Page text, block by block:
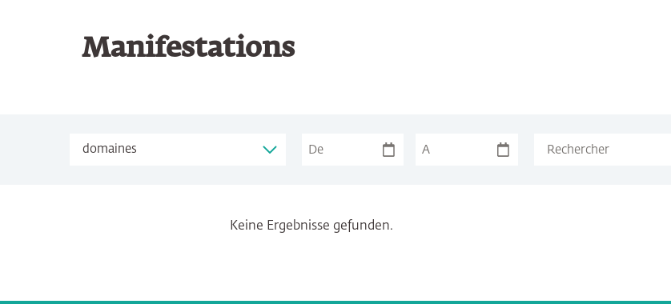
Manifestations
Keine Ergebnisse gefunden.